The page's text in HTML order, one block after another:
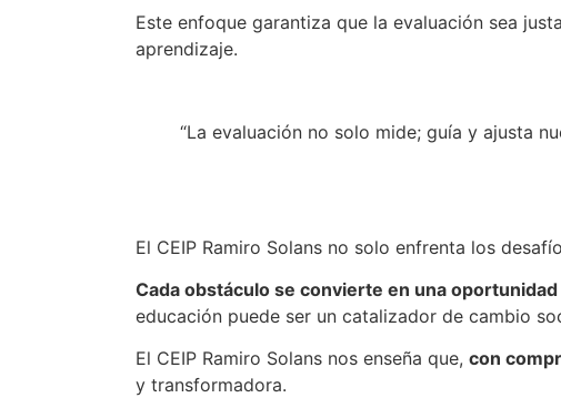
Este enfoque garantiza que la evaluación sea
aprendizaje.
“La evaluación no solo mide; guía y ajusta
El CEIP Ramiro Solans no solo enfrenta los
Cada obstáculo se convierte en una
educación puede ser un catalizador de cambio
El CEIP Ramiro Solans nos enseña que, con
y transformadora.